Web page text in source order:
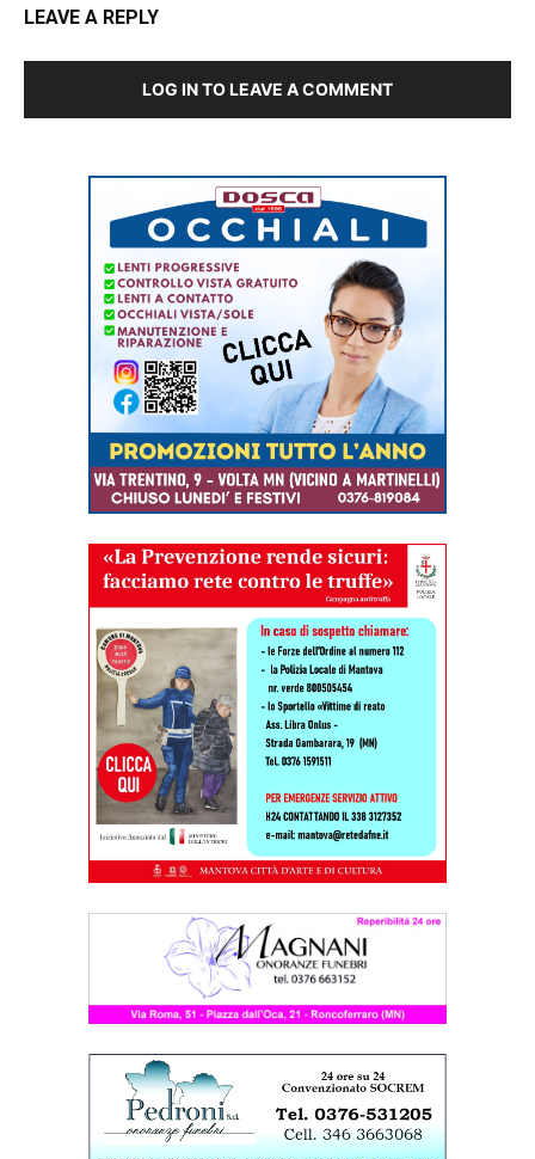
LEAVE A REPLY
LOG IN TO LEAVE A COMMENT